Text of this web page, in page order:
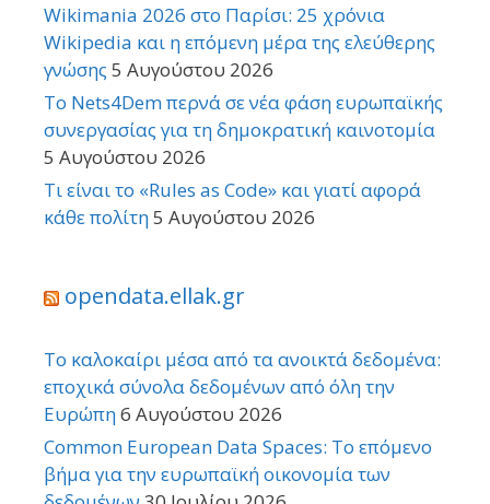
Wikimania 2026 στο Παρίσι: 25 χρόνια
Wikipedia και η επόμενη μέρα της ελεύθερης
γνώσης 5 Αυγούστου 2026
Το Nets4Dem περνά σε νέα φάση ευρωπαϊκής
συνεργασίας για τη δημοκρατική καινοτομία
5 Αυγούστου 2026
Τι είναι το «Rules as Code» και γιατί αφορά
κάθε πολίτη5 Αυγούστου 2026
opendata.ellak.gr
Το καλοκαίρι μέσα από τα ανοικτά δεδομένα:
εποχικά σύνολα δεδομένων από όλη την
Ευρώπη6 Αυγούστου 2026
Common European Data Spaces: Το επόμενο
βήμα για την ευρωπαϊκή οικονομία των